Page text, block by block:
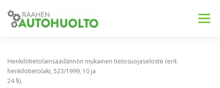
sisältöön
Valikko
Henkilötietolainsäädännön mukainen tietosuojaseloste (erit.
henkilötietolaki, 523/1999, 10 ja
24 §).